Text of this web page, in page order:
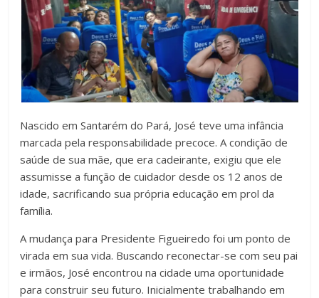
Nascido em Santarém do Pará, José teve uma infância
marcada pela responsabilidade precoce. A condição de
saúde de sua mãe, que era cadeirante, exigiu que ele
assumisse a função de cuidador desde os 12 anos de
idade, sacrificando sua própria educação em prol da
família.
A mudança para Presidente Figueiredo foi um ponto de
virada em sua vida. Buscando reconectar-se com seu pai
e irmãos, José encontrou na cidade uma oportunidade
para construir seu futuro. Inicialmente trabalhando em